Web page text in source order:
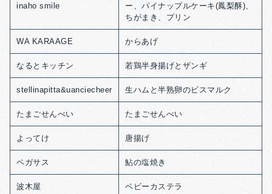
inaho smile
ー、パイナップルケーキ(鳳梨酥)、
ちがまき、プリン
WA KARAAGE からあげ
なるとキッチン 若鶏半身揚げとザンギ
stellinapitta&uanciecheer 生ハムと半熟卵のビスマルク
たまごせんべい たまごせんべい
よってけ 唐揚げ
ペガサス 鮎の塩焼き
波木屋 ベビーカステラ